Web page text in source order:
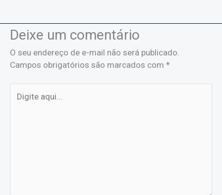
Deixe um comentário
O seu endereço de e-mail não será publicado.
Campos obrigatórios são marcados com *
aqui...